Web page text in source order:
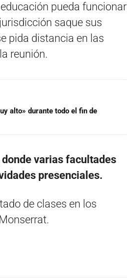
pueda funcionar
saque sus
pida distancia en las
reunión.
alto» durante todo el fin de
donde varias facultades
presenciales.
de clases en los